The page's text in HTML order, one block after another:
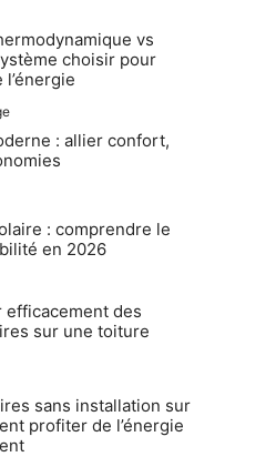
vs
choisir pour
: allier confort,
: comprendre le
en 2026
efficacement des
sur une toiture
sans installation sur
profiter de l’énergie